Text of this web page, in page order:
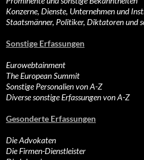
Konzerne, Dienste, Unternehmen und
Staatsmänner, Politiker, Diktatoren und
Sonstige Erfassungen
Eurowebtainment
The European Summit
Sonstige Personalien von A-Z
Diverse sonstige Erfassungen von A-Z
Gesonderte Erfassungen
Die Advokaten
Die Firmen-Dienstleister